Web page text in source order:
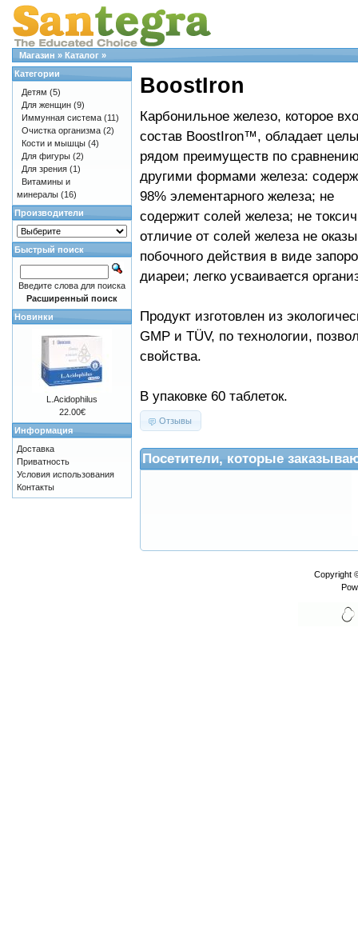
Магазин » Каталог »
BoostIron
Карбонильное железо, которое
состав BoostIron™, обладает
рядом преимуществ по
другими формами железа:
98% элементарного железа; не
содержит солей железа; не
отличие от солей железа не
побочного действия в виде
диареи; легко усваивается
Продукт изготовлен из
GMP и TÜV, по технологии,
свойства.
В упаковке 60 таблеток.
Отзывы
Посетители, которые
Категории
Детям (5)
Для женщин (9)
Иммунная система (11)
Очистка организма (2)
Кости и мышцы (4)
Для фигуры (2)
Для зрения (1)
Витамины и
минералы (16)
Производители
Быстрый поиск
Введите слова для поиска
Расширенный поиск
Новинки
L.Acidophilus
22.00€
Информация
Доставка
Приватность
Условия использования
Контакты
Copyright